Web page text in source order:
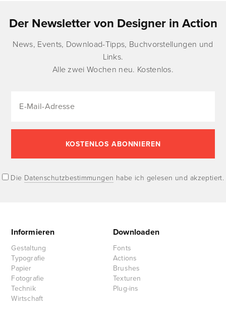
Der Newsletter von Designer in Action
News, Events, Download-Tipps, Buchvorstellungen und
Links.
Alle zwei Wochen neu. Kostenlos.
Die Datenschutzbestimmungen habe ich gelesen und akzeptiert.
Informieren
Gestaltung
Typografie
Papier
Fotografie
Technik
Wirtschaft
Downloaden
Fonts
Actions
Brushes
Texturen
Plug-ins